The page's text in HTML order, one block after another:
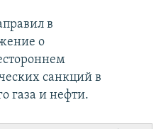
в
о
санкций в
газа и нефти.